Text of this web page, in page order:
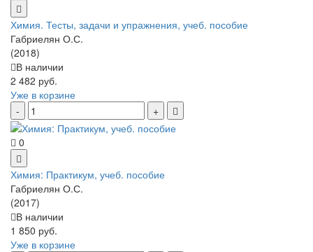
Химия. Тесты, задачи и упражнения, учеб. пособие
Габриелян О.С.
(2018)
В наличии
2 482 руб.
Уже в корзине
0
Химия: Практикум, учеб. пособие
Габриелян О.С.
(2017)
В наличии
1 850 руб.
Уже в корзине